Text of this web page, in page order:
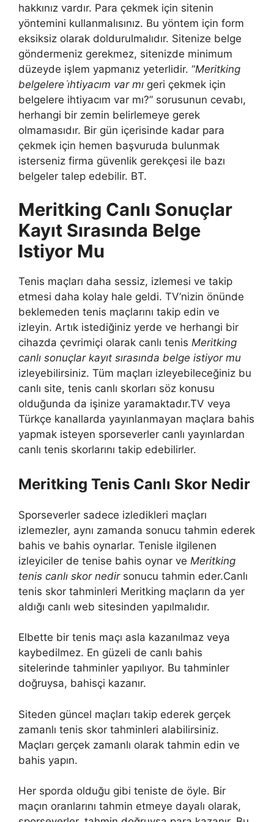
hakkınız vardır. Para çekmek için sitenin
yöntemini kullanmalısınız. Bu yöntem için form
eksiksiz olarak doldurulmalıdır. Sitenize belge
göndermeniz gerekmez, sitenizde minimum
düzeyde işlem yapmanız yeterlidir. “Meritking
belgelere i̇htiyacım var mı geri çekmek için
belgelere ihtiyacım var mı?” sorusunun cevabı,
herhangi bir zemin belirlemeye gerek
olmamasıdır. Bir gün içerisinde kadar para
çekmek için hemen başvuruda bulunmak
isterseniz firma güvenlik gerekçesi ile bazı
belgeler talep edebilir. BT.
Meritking Canlı Sonuçlar
Kayıt Sırasında Belge
Istiyor Mu
Tenis maçları daha sessiz, izlemesi ve takip
etmesi daha kolay hale geldi. TV’nizin önünde
beklemeden tenis maçlarını takip edin ve
izleyin. Artık istediğiniz yerde ve herhangi bir
cihazda çevrimiçi olarak canlı tenis Meritking
canlı sonuçlar kayıt sırasında belge istiyor mu
izleyebilirsiniz. Tüm maçları izleyebileceğiniz bu
canlı site, tenis canlı skorları söz konusu
olduğunda da işinize yaramaktadır.TV veya
Türkçe kanallarda yayınlanmayan maçlara bahis
yapmak isteyen sporseverler canlı yayınlardan
canlı tenis skorlarını takip edebilirler.
Meritking Tenis Canlı Skor Nedir
Sporseverler sadece izledikleri maçları
izlemezler, aynı zamanda sonucu tahmin ederek
bahis ve bahis oynarlar. Tenisle ilgilenen
izleyiciler de tenise bahis oynar ve Meritking
tenis canlı skor nedirsonucu tahmin eder.Canlı
tenis skor tahminleri Meritking maçların da yer
aldığı canlı web sitesinden yapılmalıdır.
Elbette bir tenis maçı asla kazanılmaz veya
kaybedilmez. En güzeli de canlı bahis
sitelerinde tahminler yapılıyor. Bu tahminler
doğruysa, bahisçi kazanır.
Siteden güncel maçları takip ederek gerçek
zamanlı tenis skor tahminleri alabilirsiniz.
Maçları gerçek zamanlı olarak tahmin edin ve
bahis yapın.
Her sporda olduğu gibi teniste de öyle. Bir
maçın oranlarını tahmin etmeye dayalı olarak,